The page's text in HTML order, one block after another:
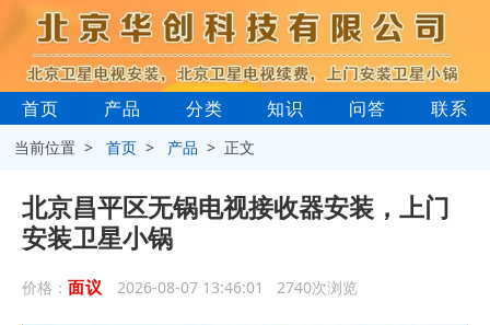
首页 产品 分类 知识 问答 联系
当前位置 >首页 > 产品 > 正文
北京昌平区无锅电视接收器安装，上门
安装卫星小锅
价格： 面议 2026-08-07 13:46:01 2740次浏览